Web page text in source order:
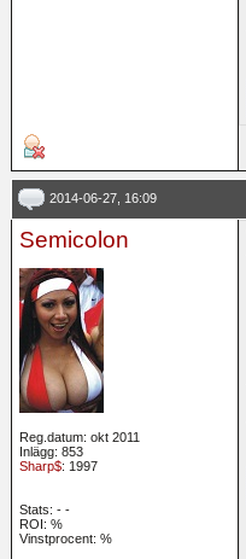
2014-06-27, 16:09
Semicolon
Reg.datum: okt 2011
Inlägg: 853
Sharp$: 1997
Stats: - -
ROI: %
Vinstprocent: %